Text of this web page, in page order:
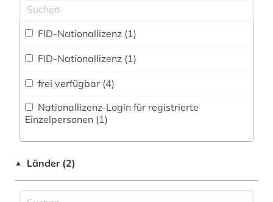
FID-Nationallizenz (1)
FID-Nationallizenz (1)
frei verfügbar (4)
Einzelpersonen (1)
▲ Länder (2)